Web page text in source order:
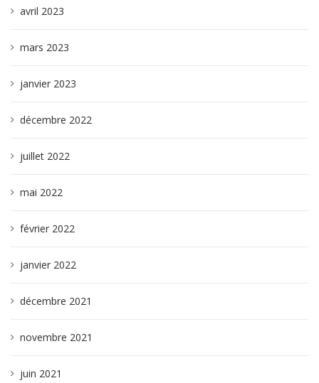
avril 2023
mars 2023
janvier 2023
décembre 2022
juillet 2022
mai 2022
février 2022
janvier 2022
décembre 2021
novembre 2021
juin 2021